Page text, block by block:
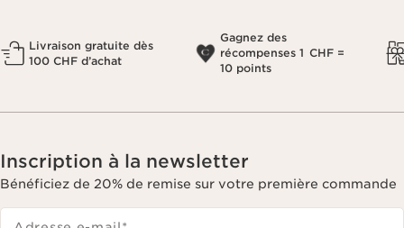
Livraison gratuite dès
100 CHF d’achat
Gagnez des
récompenses 1 CHF =
10 points
Inscription à la newsletter
Bénéficiez de 20% de remise sur votre première commande